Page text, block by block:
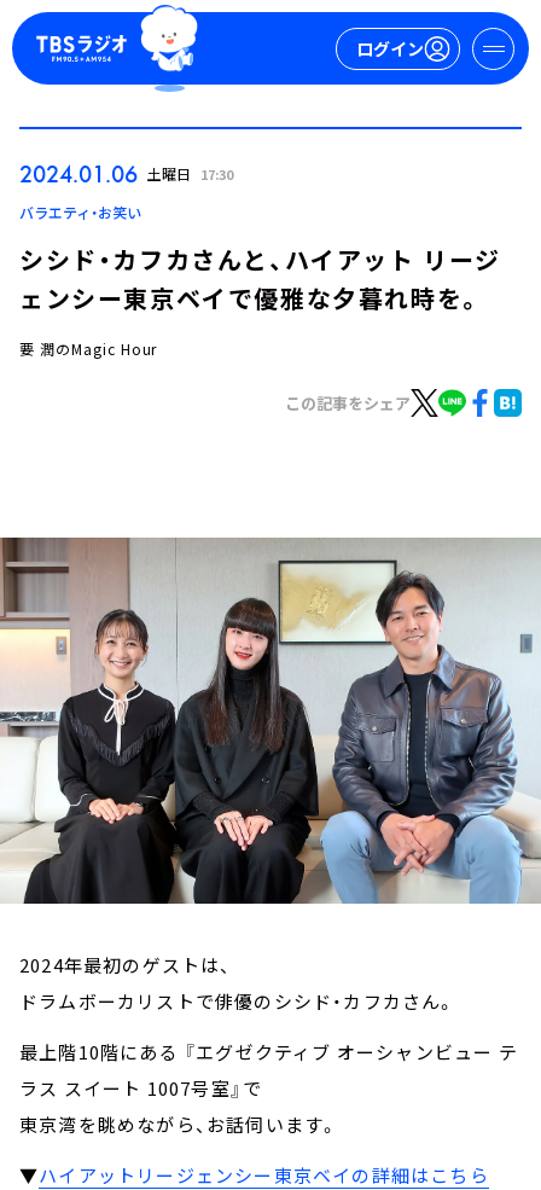
ログイン
ログイン
イベント・グッズ
YouTube
会社情報
2024.01.06 土曜日 17:30
バラエティ・お笑い
シシド・カフカさんと、ハイアット リージ
ェンシー東京ベイで優雅な夕暮れ時を。
要 潤のMagic Hour
この記事をシェア
2024年最初のゲストは、
ドラムボーカリストで俳優のシシド・カフカさん。
最上階10階にある 『エグゼクティブ オーシャンビュー テ
ラス スイート 1007号室』で
東京湾を眺めながら、お話伺います。
▼ハイアットリージェンシー東京ベイの詳細はこちら